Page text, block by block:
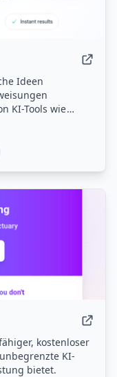
Ideen
KI-Tools wie
kostenloser
KI-
bietet.